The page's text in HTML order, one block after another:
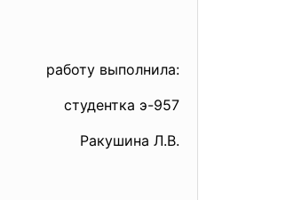
работу выполнила:
студентка э-957
Ракушина Л.В.